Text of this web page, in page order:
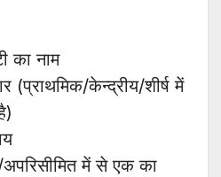
का नाम
(प्राथमिक/केन्द्रीय/शीर्ष में
अपरिसीमित में से एक का